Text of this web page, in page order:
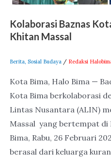
Kolaborasi Baznas
Khitan Massal
Berita, Sosial Budaya / Redaksi
Kota Bima, Halo Bima —
Kota Bima berkolaborasi
Lintas Nusantara (ALIN)
Massal yang bertempat di
Bima, Rabu, 26 Februari
berasal dari keluarga